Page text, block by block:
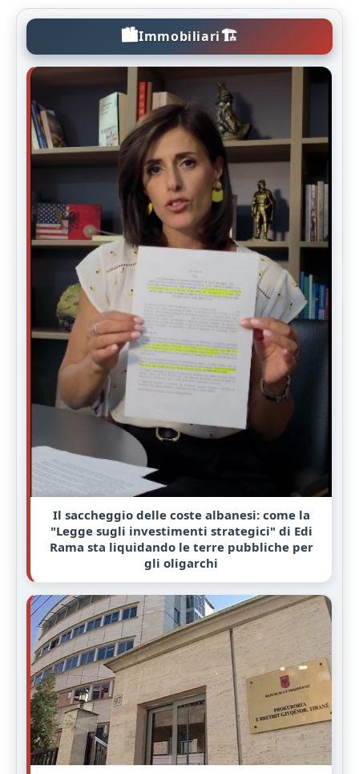
🏙️Immobiliari🏗️
Il saccheggio delle coste albanesi: come la
"Legge sugli investimenti strategici" di Edi
Rama sta liquidando le terre pubbliche per
gli oligarchi